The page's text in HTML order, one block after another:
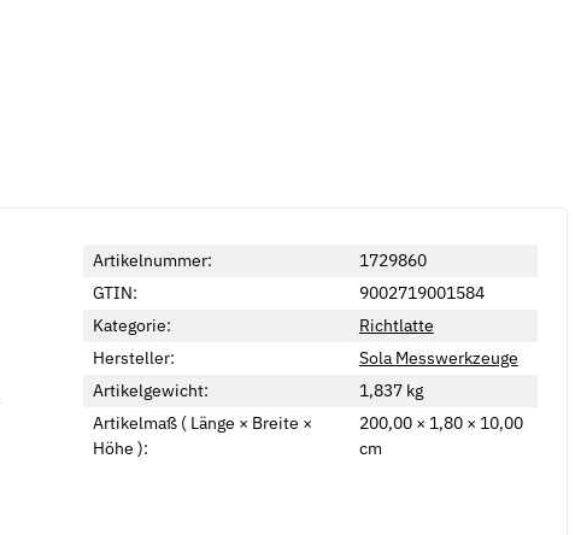
Artikelnummer:
1729860
GTIN:
9002719001584
Kategorie:
Richtlatte
Hersteller:
Sola Messwerkzeuge
Artikelgewicht:
1,837 kg
Artikelmaß ( Länge × Breite ×
Höhe ):
200,00 × 1,80 × 10,00
cm